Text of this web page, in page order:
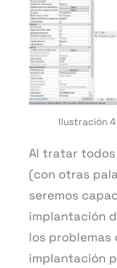
Ilustración
Al tratar
(con otras
seremos
implantación
los problemas
implantación